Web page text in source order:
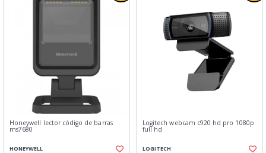
Honeywell lector código de barras
ms7680
HONEYWELL
Logitech webcam c920 hd pro 1080p
full hd
LOGITECH